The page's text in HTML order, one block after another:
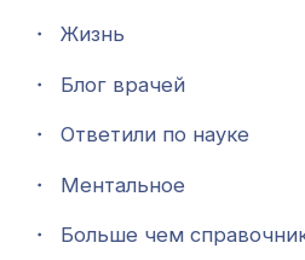
・ Жизнь
・ Блог врачей
・ Ответили по науке
・ Ментальное
・ Больше чем